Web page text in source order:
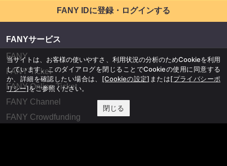
FANY IDに登録・ログインする
FANYサービス
FANY
FANY Ticket
FANY Online Ticket
FANY Channel
FANY Crowdfunding
当サイトは、お客様の使いやすさ、利用状況の分析のためCookieを利用
しています。このダイアログを閉じることでCookieの使用に同意する
か、詳細を確認したい場合は、 [Cookieの設定] または[プライバシーポ
リシー]をご参照ください。
閉じる